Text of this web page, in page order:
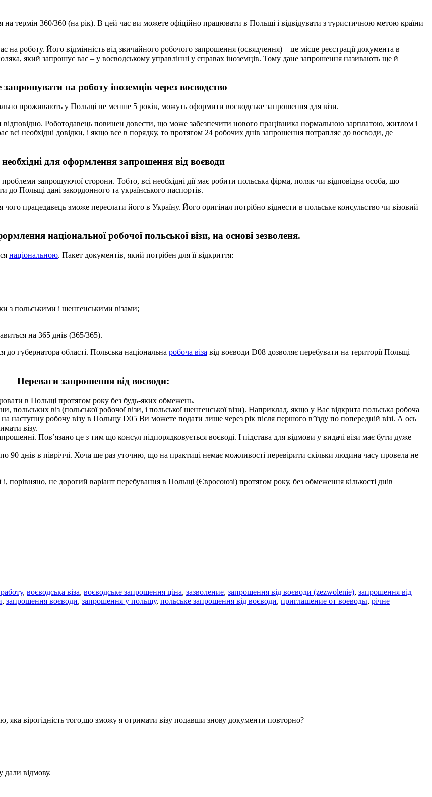
на термін 360/360 (на рік). В цей час ви можете офіційно працювати в Польщі і відвідувати з туристичною метою країни
роботу. Його відмінність від звичайного робочого запрошення (освядчення) – це місце реєстрації документа в
який запрошує вас – у воєводському управлінні у справах іноземців. Тому дане запрошення називають ще й
на роботу іноземців через воєводство
проживають у Польщі не менше 5 років, можуть оформити воєводське запрошення для візи.
відповідно. Роботодавець повинен довести, що може забезпечити нового працівника нормальною зарплатою, житлом і
всі необхідні довідки, і якщо все в порядку, то протягом 24 робочих днів запрошення потрапляє до воєводи, де
необхідні для оформлення запрошення від воєводи
запрошуючої сторони. Тобто, всі необхідні дії має робити польська фірма, поляк чи відповідна особа, що
Польщі дані закордонного та українського паспортів.
працедавець зможе переслати його в Україну. Його оригінал потрібно віднести в польське консульство чи візовий
національної робочої польської візи, на основі зезволеня.
національною. Пакет документів, який потрібен для її відкриття:
з польськими і шенгенськими візами;
на 365 днів (365/365).
губернатора області. Польська національна робоча віза від воєводи D08 дозволяє перебувати на території Польщі
Переваги запрошення від воєводи:
в Польщі протягом року без будь-яких обмежень.
віз (польської робочої візи, і польської шенгенської візи). Наприклад, якщо у Вас відкрита польська робоча
наступну робочу візу в Польщу D05 Ви можете подати лише через рік після першого в’їзду по попередній візі. А ось
візу.
Пов’язано це з тим що консул підпорядковується воєводі. І підстава для відмови у видачі візи має бути дуже
90 днів в півріччі. Хоча ще раз уточню, що на практиці немає можливості перевірити скільки людина часу провела не
не дорогий варіант перебування в Польщі (Євросоюзі) протягом року, без обмеження кількості днів
, воєводська віза, воєводське запрошення ціна, зазволение, запрошення від воєводи (zezwolenie), запрошення від
, запрошення воєводи, запрошення у польщу, польське запрошення від воєводи, приглашение от воеводы, річне
яка вірогідність того,що зможу я отримати візу подавши знову документи повторно?
дали відмову.